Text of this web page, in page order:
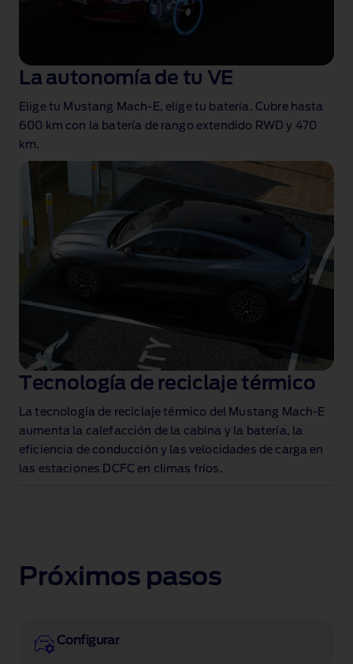
La autonomía de tu VE
Elige tu Mustang Mach‑E, elige tu batería. Cubre hasta
600 km con la batería de rango extendido RWD y 470
km.
Tecnología de reciclaje térmico
La tecnología de reciclaje térmico del Mustang Mach‑E
aumenta la calefacción de la cabina y la batería, la
eficiencia de conducción y las velocidades de carga en
las estaciones DCFC en climas fríos .
Próximos pasos
Configurar